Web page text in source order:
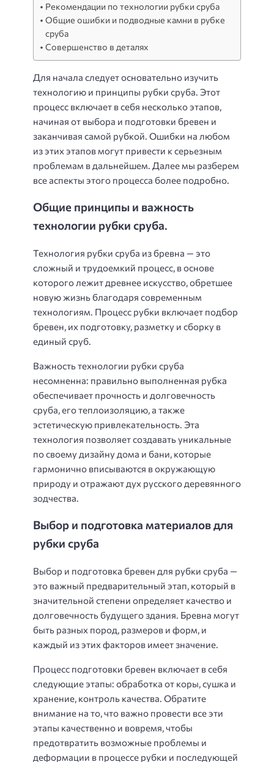
Рекомендации по технологии рубки сруба
Общие ошибки и подводные камни в рубке
сруба
Совершенство в деталях
Для начала следует основательно изучить
технологию и принципы рубки сруба. Этот
процесс включает в себя несколько этапов,
начиная от выбора и подготовки бревен и
заканчивая самой рубкой. Ошибки на любом
из этих этапов могут привести к серьезным
проблемам в дальнейшем. Далее мы разберем
все аспекты этого процесса более подробно.
Общие принципы и важность
технологии рубки сруба.
Технология рубки сруба из бревна — это
сложный и трудоемкий процесс, в основе
которого лежит древнее искусство, обретшее
новую жизнь благодаря современным
технологиям. Процесс рубки включает подбор
бревен, их подготовку, разметку и сборку в
единый сруб.
Важность технологии рубки сруба
несомненна: правильно выполненная рубка
обеспечивает прочность и долговечность
сруба, его теплоизоляцию, а также
эстетическую привлекательность. Эта
технология позволяет создавать уникальные
по своему дизайну дома и бани, которые
гармонично вписываются в окружающую
природу и отражают дух русского деревянного
зодчества.
Выбор и подготовка материалов для
рубки сруба
Выбор и подготовка бревен для рубки сруба —
это важный предварительный этап, который в
значительной степени определяет качество и
долговечность будущего здания. Бревна могут
быть разных пород, размеров и форм, и
каждый из этих факторов имеет значение.
Процесс подготовки бревен включает в себя
следующие этапы: обработка от коры, сушка и
хранение, контроль качества. Обратите
внимание на то, что важно провести все эти
этапы качественно и вовремя, чтобы
предотвратить возможные проблемы и
деформации в процессе рубки и последующей